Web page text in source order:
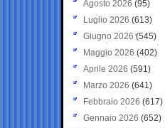
Agosto 2026 (95)
Luglio 2026 (613)
Giugno 2026 (545)
Maggio 2026 (402)
Aprile 2026 (591)
Marzo 2026 (641)
Febbraio 2026 (617)
Gennaio 2026 (652)